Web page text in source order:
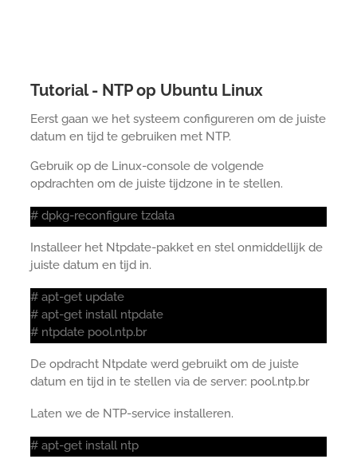
Tutorial - NTP op Ubuntu Linux
Eerst gaan we het systeem configureren om de juiste
datum en tijd te gebruiken met NTP.
Gebruik op de Linux-console de volgende
opdrachten om de juiste tijdzone in te stellen.
# dpkg-reconfigure tzdata
Installeer het Ntpdate-pakket en stel onmiddellijk de
juiste datum en tijd in.
# apt-get update
# apt-get install ntpdate
# ntpdate pool.ntp.br
De opdracht Ntpdate werd gebruikt om de juiste
datum en tijd in te stellen via de server: pool.ntp.br
Laten we de NTP-service installeren.
# apt-get install ntp